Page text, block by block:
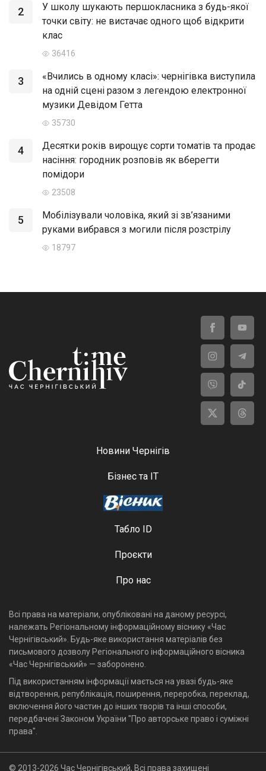
2
У школу шукають першокласника з будь-якої
точки світу: не вистачає одного щоб відкрити
клас
36416
3
«Вчились в одному класі»: чернігівка виступила
на одній сцені разом з легендою електронної
музики Девідом Гетта
35730
4
Десятки років вирощує сорти томатів та продає
насіння: городник розповів як вберегти
помідори
23508
5
Мобілізували чоловіка, який зі зв’язаними
руками вибрався з могили після розстрілу
18797
Новини Чернігів
Бізнес та ІТ
Табло ID
Проєкти
Про нас
Всі права на матеріали, опубліковані на даному ресурсі,
належать Регіональному інформаційному віснику «Час
Чернігівський». Будь-яке використання матеріалів без
письмового дозволу Регіонального інформаційного вісника
«Час Чернігівський» — заборонено.
Під використанням інформації мається на увазі будь-яке
відтворення, републікація, поширення, переробка, переклад,
включення його частин до інших творів та інші способи,
передбачені Законом України "Про авторське право і суміжні
права".
© 2013-2026 Час Чернігівський, Всі права захищені